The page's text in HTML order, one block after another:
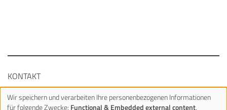
Fußzeilenmenü
KONTAKT
IMPRESSUM, DATENSCHUTZ
Wir speichern und verarbeiten Ihre personenbezogenen Informationen
für folgende Zwecke: Functional & Embedded external content.